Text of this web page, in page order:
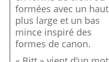
formées avec un haut
plus large et un bas
mince inspiré des
formes de canon.